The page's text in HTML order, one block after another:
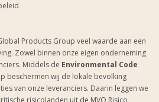
Products Group veel waarde aan een
Zowel binnen onze eigen onderneming
Middels de Environmental Code
beschermen wij de lokale bevolking
van onze leveranciers. Daarin leggen we
risicolanden uit de MVO Risico